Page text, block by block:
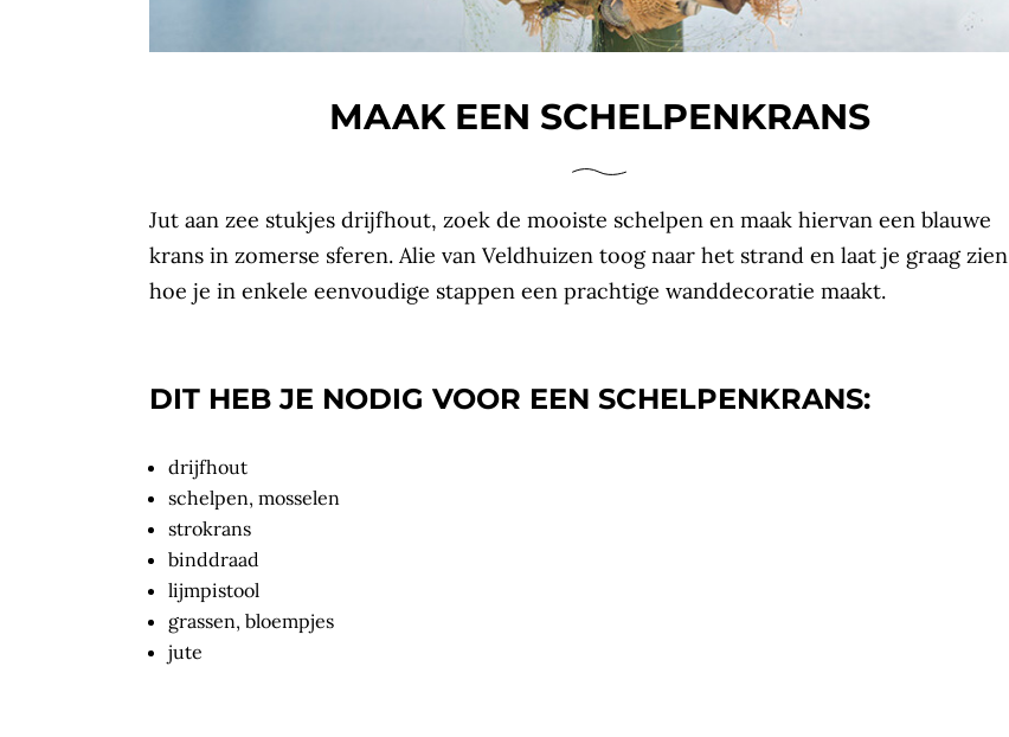
MAAK EEN SCHELPENKRANS
Jut aan zee stukjes drijfhout, zoek de mooiste schelpen en maak hiervan een blauwe
krans in zomerse sferen. Alie van Veldhuizen toog naar het strand en laat je graag zien
hoe je in enkele eenvoudige stappen een prachtige wanddecoratie maakt.
DIT HEB JE NODIG VOOR EEN SCHELPENKRANS:
drijfhout
schelpen, mosselen
strokrans
binddraad
lijmpistool
grassen, bloempjes
jute